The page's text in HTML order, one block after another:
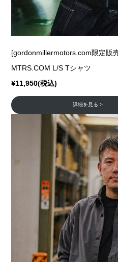
[gordonmillermotors.com限定販
MTRS.COM L/S Tシャツ
¥11,950(税込)
詳細を見る >